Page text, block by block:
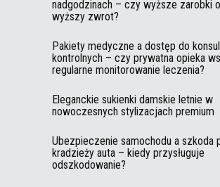
nadgodzinach – czy wyższe zarobki
wyższy zwrot?
Pakiety medyczne a dostęp do
kontrolnych – czy prywatna opieka
regularne monitorowanie leczenia?
Eleganckie sukienki damskie letnie w
nowoczesnych stylizacjach premium
Ubezpieczenie samochodu a szkoda
kradzieży auta – kiedy przysługuje
odszkodowanie?